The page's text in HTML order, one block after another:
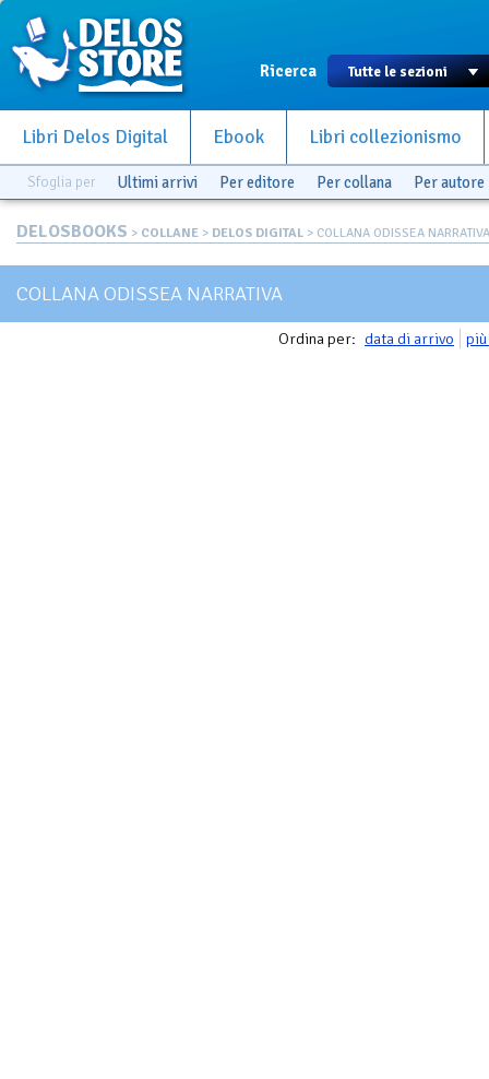
Ricerca
Libri Delos Digital Ebook Libri collezionismo
Sfoglia per Ultimi arrivi Per editore Per collana Per autore
DELOSBOOKS > COLLANE > DELOS DIGITAL > COLLANA ODISSEA NARRATIVA
COLLANA ODISSEA NARRATIVA
Ordina per: data di arrivo